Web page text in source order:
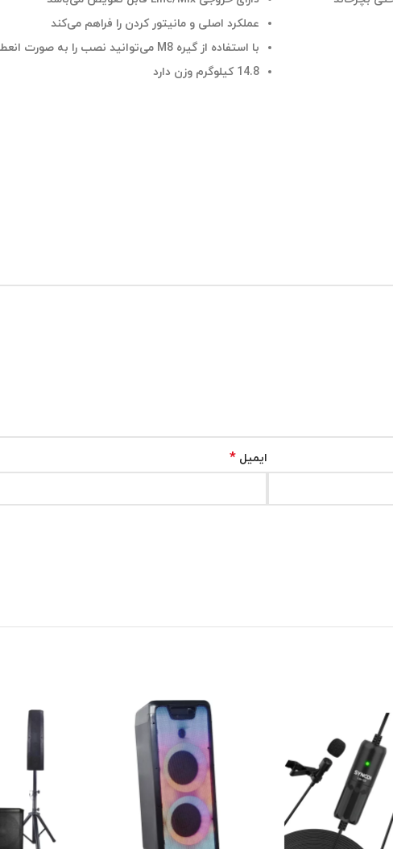
عملکرد اصلی و مانیتور کردن را فراهم می‌کند
با استفاده از گیره M8 می‌توانید نصب را به صورت انعطاف‌پذیر انجام دهید
14.8 کیلوگرم وزن دارد
ایمیل *